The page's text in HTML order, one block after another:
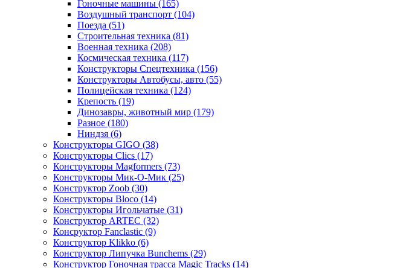
Гоночные машины (165)
Воздушный транспорт (104)
Поезда (51)
Строительная техника (81)
Военная техника (208)
Космическая техника (117)
Конструкторы Спецтехника (156)
Конструкторы Автобусы, авто (55)
Полицейская техника (124)
Крепость (19)
Динозавры, животный мир (179)
Разное (180)
Ниндзя (6)
Конструкторы GIGO (38)
Конструкторы Clics (17)
Конструкторы Magformers (73)
Конструкторы Мик-О-Мик (25)
Конструктор Zoob (30)
Конструкторы Bloco (14)
Конструкторы Игольчатые (31)
Конструктор ARTEC (32)
Консруктор Fanclastic (9)
Конструктор Klikko (6)
Конструктор Липучка Bunchems (29)
Конструктор Гоночная трасса Magic Tracks (14)